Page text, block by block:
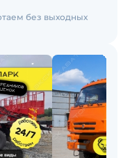
без выходных